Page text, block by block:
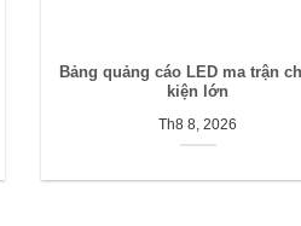
Bảng quảng cáo LED ma trận
kiện lớn
Th8 8, 2026